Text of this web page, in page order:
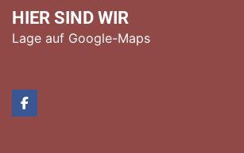
HIER SIND WIR
Lage auf Google-Maps